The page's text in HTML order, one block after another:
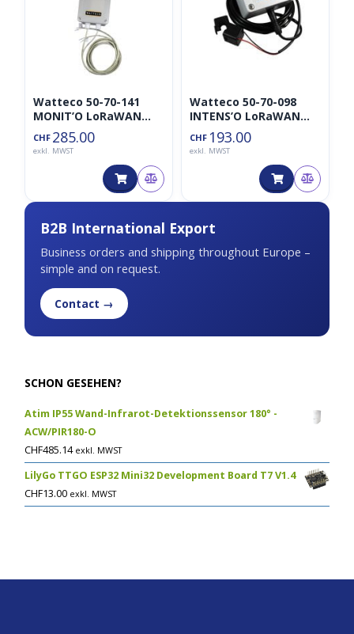
B2B International Export
Business orders and shipping throughout Europe –
simple and on request.
Contact →
SCHON GESEHEN?
Atim IP55 Wand-Infrarot-Detektionssensor 180° -
ACW/PIR180-O
CHF485.14 exkl. MWST
LilyGo TTGO ESP32 Mini32 Development Board T7 V1.4
CHF13.00 exkl. MWST
Watteco 50-70-141
MONIT’O LoRaWAN
Batteriefernüberwach
ung 0-70V 0-100mV
CHF 285.00
exkl. MWST
Watteco 50-70-098
INTENS’O LoRaWAN
Stromsensor mit
Amperemeter
CHF 193.00
exkl. MWST